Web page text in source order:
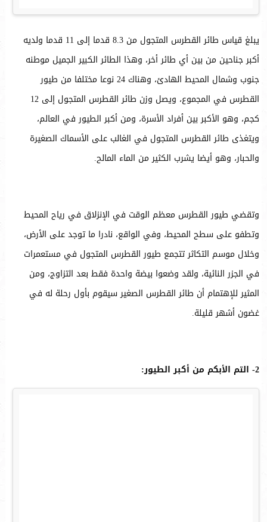
يبلغ قياس طائر القطرس المتجول من 8.3 قدما إلى 11 قدما ولديه
أكبر جناحين من بين أي طائر أخر، وهذا الطائر الكبير الجميل موطنه
جنوب وشمال المحيط الهادئ، وهناك 24 نوعا مختلفا من طيور
القطرس في المجموع، ويصل وزن طائر القطرس المتجول إلى 12
كجم، وهو الأكبر بين أفراد الأسرة، ومن أكبر الطيور في العالم،
ويتغذى طائر القطرس المتجول في الغالب على الأسماك الصغيرة
والحبار، وهو أيضا يشرب الكثير من الماء المالح.
وتقضي طيور القطرس معظم الوقت في الإنزلاق في رياح المحيط
وتطفو على سطح المحيط، وفي الواقع، نادرا ما توجد على الأرض،
وخلال موسم التكاثر تتجمع طيور القطرس المتجول في مستعمرات
في الجزر النائية، ولقد وضعوا بيضة واحدة فقط بعد التزاوج، ومن
المثير للإهتمام أن طائر القطرس الصغير سيقوم بأول رحلة له في
غضون أشهر قليلة.
2- التم الأبكم من أكبر الطيور: